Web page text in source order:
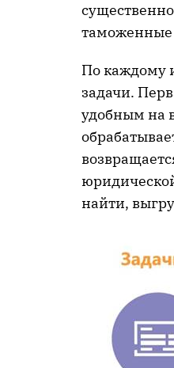
таможенные
По каждому
задачи.
удобным на
найти,